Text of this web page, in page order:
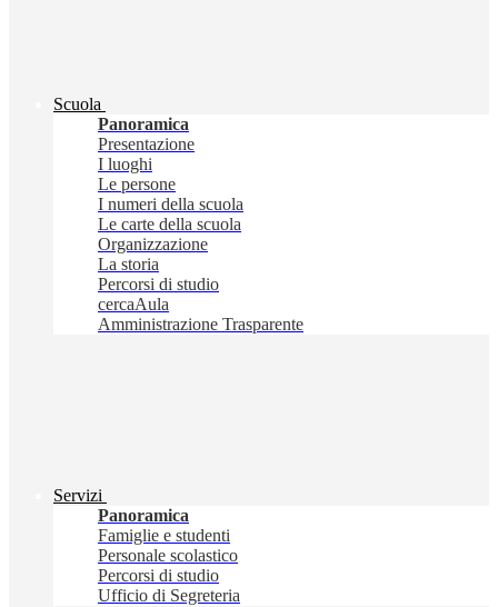
Scuola
Panoramica
Presentazione
I luoghi
Le persone
I numeri della scuola
Le carte della scuola
Organizzazione
La storia
Percorsi di studio
cercaAula
Amministrazione Trasparente
Servizi
Panoramica
Famiglie e studenti
Personale scolastico
Percorsi di studio
Ufficio di Segreteria